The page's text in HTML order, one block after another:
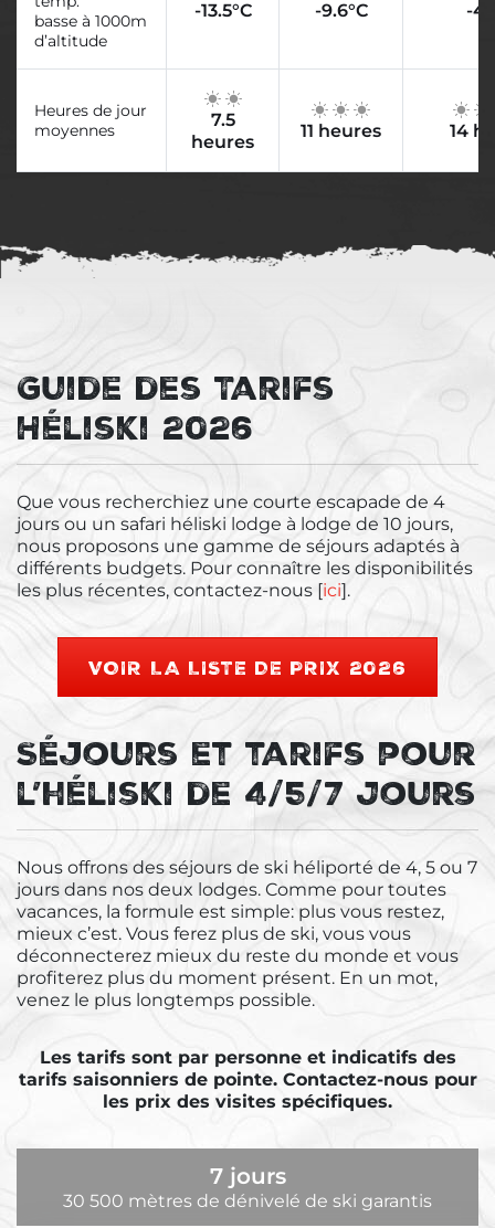
basse à 1000m
d’altitude
-13.5°C -9.6°C -
Heures de jour
moyennes
7.5
heures
11 heures 14
Guide des Tarifs
Héliski 2026
Que vous recherchiez une courte escapade de 4
jours ou un safari héliski lodge à lodge de 10 jours,
nous proposons une gamme de séjours adaptés à
différents budgets. Pour connaître les disponibilités
les plus récentes, contactez-nous [ici].
VOIR LA LISTE DE PRIX 2026
Séjours et tarifs pour
l’héliski de 4/5/7 Jours
Nous offrons des séjours de ski héliporté de 4, 5 ou 7
jours dans nos deux lodges. Comme pour toutes
vacances, la formule est simple: plus vous restez,
mieux c’est. Vous ferez plus de ski, vous vous
déconnecterez mieux du reste du monde et vous
profiterez plus du moment présent. En un mot,
venez le plus longtemps possible.
Les tarifs sont par personne et indicatifs des
tarifs saisonniers de pointe. Contactez-nous pour
les prix des visites spécifiques.
7 jours
30 500 mètres de dénivelé de ski garantis